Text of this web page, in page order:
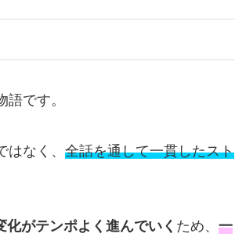
語です。
なく、 全話を通して一貫したスト
がテンポよく進んでいく ため、 一